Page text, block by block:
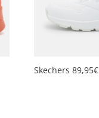
Skechers 89,95€